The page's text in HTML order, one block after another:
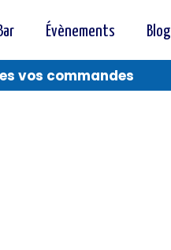
Bar Évènements Blog
vos commandes